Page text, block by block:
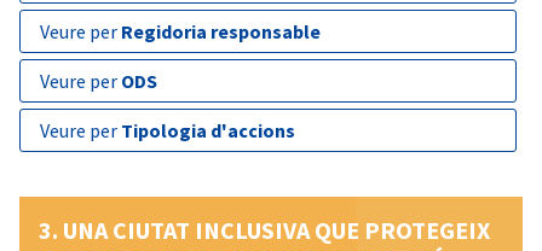
veure per Regidoria responsable
veure per ODS
veure per Tipologia d'accions
UNA CIUTAT INCLUSIVA QUE PROTEGEIX